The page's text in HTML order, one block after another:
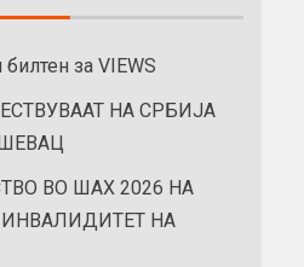
за VIEWS
НА СРБИЈА
ВО ШАХ 2026 НА
НА